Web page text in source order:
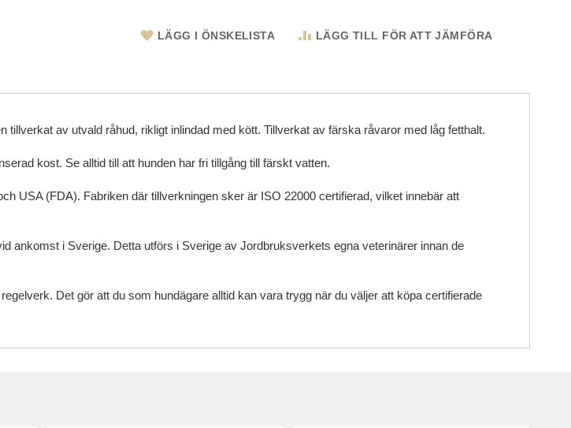
LÄGG I ÖNSKELISTA LÄGG TILL FÖR ATT JÄMFÖRA
av utvald råhud, rikligt inlindad med kött. Tillverkat av färska råvaror med låg fetthalt.
kost. Se alltid till att hunden har fri tillgång till färskt vatten.
USA (FDA). Fabriken där tillverkningen sker är ISO 22000 certifierad, vilket innebär att
ankomst i Sverige. Detta utförs i Sverige av Jordbruksverkets egna veterinärer innan de
Det gör att du som hundägare alltid kan vara trygg när du väljer att köpa certifierade